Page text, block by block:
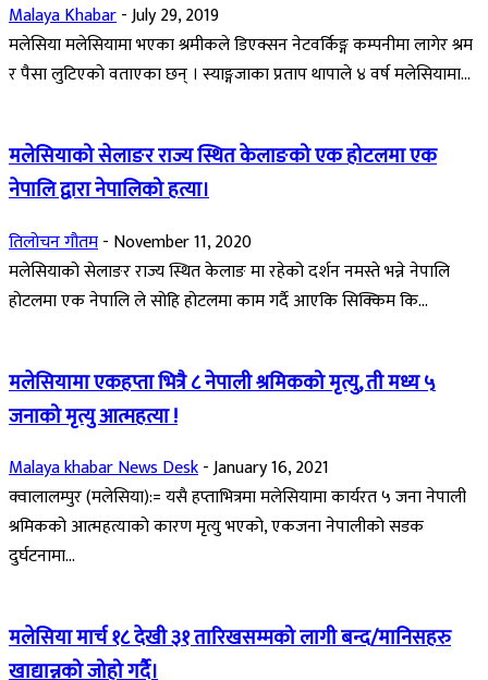
Malaya Khabar-July 29, 2019
मलेसिया मलेसियामा भएका श्रमीकले डिएक्सन नेटवर्किङ्ग कम्पनीमा लागेर श्रम
र पैसा लुटिएको वताएका छन् । स्याङ्गजाका प्रताप थापाले ४ वर्ष मलेसियामा...
मलेसियाको सेलाङर राज्य स्थित केलाङको एक होटलमा एक
नेपालि द्वारा नेपालिको हत्या।
तिलोचन गौतम- November 11, 2020
मलेसियाको सेलाङर राज्य स्थित केलाङ मा रहेको दर्शन नमस्ते भन्ने नेपालि
होटलमा एक नेपालि ले सोहि होटलमा काम गर्दै आएकि सिक्किम कि...
मलेसियामा एकहप्ता भित्रै ८ नेपाली श्रमिकको मृत्यु, ती मध्य ५
जनाको मृत्यु आत्महत्या !
Malaya khabar News Desk-January 16, 2021
क्वालालम्पुर (मलेसिया):= यसै हप्ताभित्रमा मलेसियामा कार्यरत ५ जना नेपाली
श्रमिकको आत्महत्याको कारण मृत्यु भएको, एकजना नेपालीको सडक
दुर्घटनामा...
मलेसिया मार्च १८ देखी ३१ तारिखसम्मको लागी बन्द/मानिसहरु
खाद्यान्नको जोहो गर्दै।